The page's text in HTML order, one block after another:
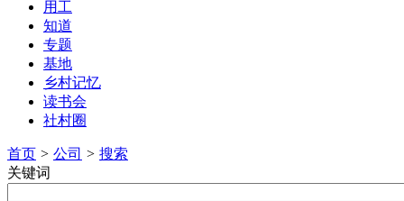
用工
知道
专题
基地
乡村记忆
读书会
社村圈
首页 > 公司 > 搜索
关键词